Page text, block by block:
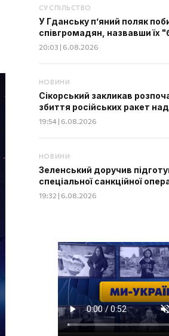
СУСПІЛЬСТВО
У Гданську п’яний поляк
співгромадян, назвавши їх
20:03 | 6.08.2026
НОВИНИ
Сікорський закликав
збиття російських ракет
19:54 | 6.08.2026
НОВИНИ
Зеленський доручив
спеціальної санкційної
19:32 | 6.08.2026